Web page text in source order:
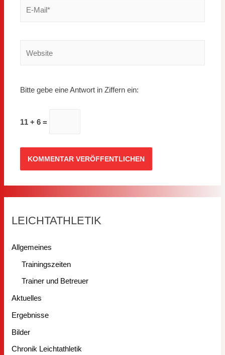
Bitte gebe eine Antwort in Ziffern ein:
11 + 6 =
LEICHTATHLETIK
Allgemeines
Trainingszeiten
Trainer und Betreuer
Aktuelles
Ergebnisse
Bilder
Chronik Leichtathletik